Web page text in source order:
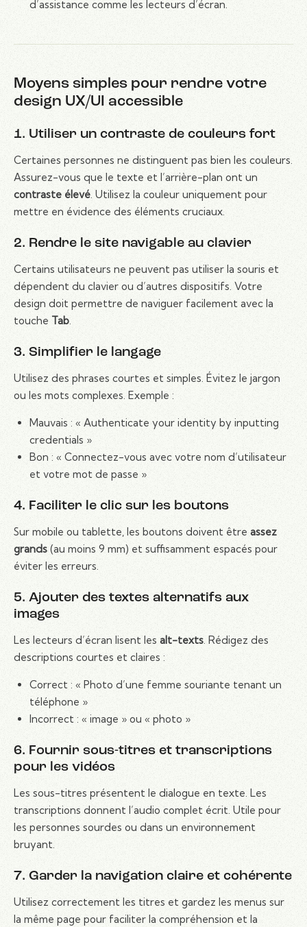
d’assistance comme les lecteurs d’écran.
Moyens simples pour rendre votre
design UX/UI accessible
1. Utiliser un contraste de couleurs fort
Certaines personnes ne distinguent pas bien les couleurs.
Assurez-vous que le texte et l’arrière-plan ont un
contraste élevé. Utilisez la couleur uniquement pour
mettre en évidence des éléments cruciaux.
2. Rendre le site navigable au clavier
Certains utilisateurs ne peuvent pas utiliser la souris et
dépendent du clavier ou d’autres dispositifs. Votre
design doit permettre de naviguer facilement avec la
touche Tab.
3. Simplifier le langage
Utilisez des phrases courtes et simples. Évitez le jargon
ou les mots complexes. Exemple :
Mauvais : « Authenticate your identity by inputting
credentials »
Bon : « Connectez-vous avec votre nom d’utilisateur
et votre mot de passe »
4. Faciliter le clic sur les boutons
Sur mobile ou tablette, les boutons doivent être assez
grands (au moins 9 mm) et suffisamment espacés pour
éviter les erreurs.
5. Ajouter des textes alternatifs aux
images
Les lecteurs d’écran lisent les alt-texts. Rédigez des
descriptions courtes et claires :
Correct : « Photo d’une femme souriante tenant un
téléphone »
Incorrect : « image » ou « photo »
6. Fournir sous-titres et transcriptions
pour les vidéos
Les sous-titres présentent le dialogue en texte. Les
transcriptions donnent l’audio complet écrit. Utile pour
les personnes sourdes ou dans un environnement
bruyant.
7. Garder la navigation claire et cohérente
Utilisez correctement les titres et gardez les menus sur
la même page pour faciliter la compréhension et la